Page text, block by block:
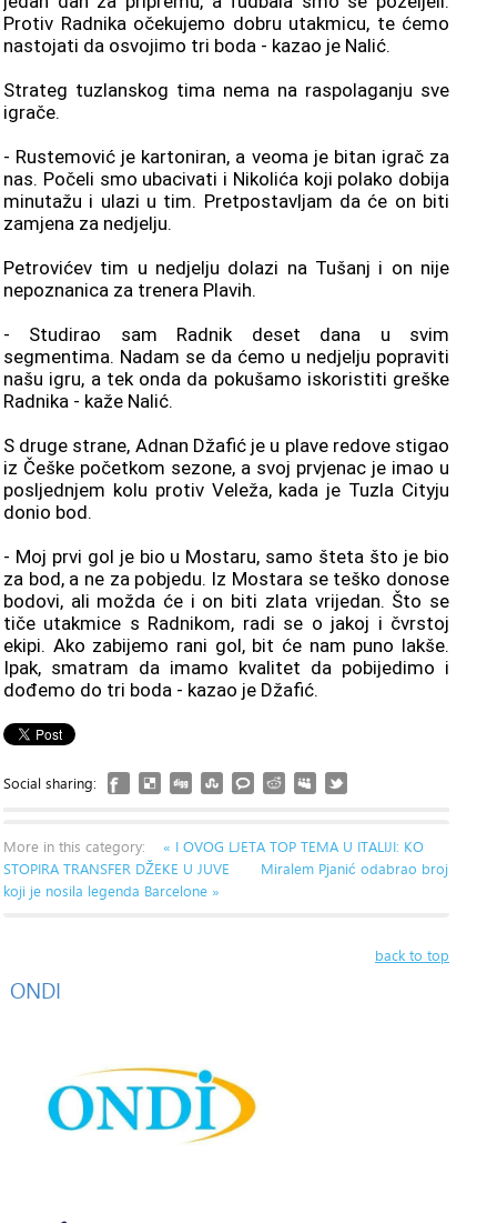
Protiv Radnika očekujemo dobru utakmicu, te ćemo
nastojati da osvojimo tri boda - kazao je Nalić.
Strateg tuzlanskog tima nema na raspolaganju sve
igrače.
- Rustemović je kartoniran, a veoma je bitan igrač za
nas. Počeli smo ubacivati i Nikolića koji polako dobija
minutažu i ulazi u tim. Pretpostavljam da će on biti
zamjena za nedjelju.
Petrovićev tim u nedjelju dolazi na Tušanj i on nije
nepoznanica za trenera Plavih.
- Studirao sam Radnik deset dana u svim
segmentima. Nadam se da ćemo u nedjelju popraviti
našu igru, a tek onda da pokušamo iskoristiti greške
Radnika - kaže Nalić.
S druge strane, Adnan Džafić je u plave redove stigao
iz Češke početkom sezone, a svoj prvjenac je imao u
posljednjem kolu protiv Veleža, kada je Tuzla Cityju
donio bod.
- Moj prvi gol je bio u Mostaru, samo šteta što je bio
za bod, a ne za pobjedu. Iz Mostara se teško donose
bodovi, ali možda će i on biti zlata vrijedan. Što se
tiče utakmice s Radnikom, radi se o jakoj i čvrstoj
ekipi. Ako zabijemo rani gol, bit će nam puno lakše.
Ipak, smatram da imamo kvalitet da pobijedimo i
dođemo do tri boda - kazao je Džafić.
Social sharing:
More in this category:
« I OVOG LJETA TOP TEMA U ITALIJI: KO
STOPIRA TRANSFER DŽEKE U JUVE
Miralem Pjanić odabrao broj
koji je nosila legenda Barcelone »
back to top
ONDI